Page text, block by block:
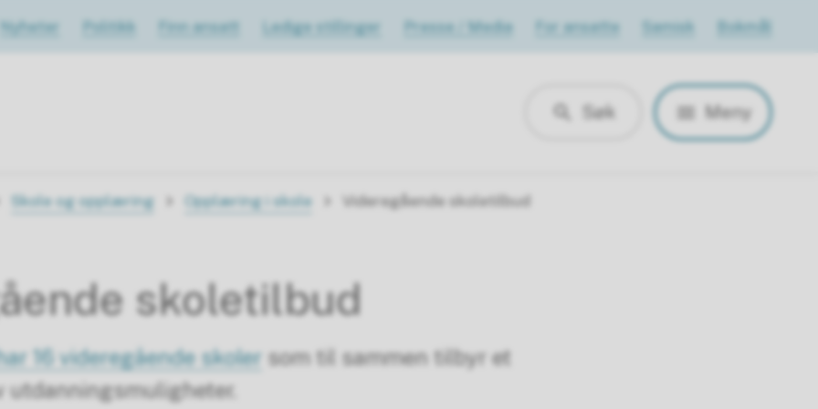
Nyheter Politikk Finn ansatt Ledige stillinger Presse / Media For ansatte Samisk Bokmål
Søk Meny
Skole og opplæring Opplæring i skole Videregående skoletilbud
skoletilbud
16 videregående skoler som til sammen tilbyr et
utdanningsmuligheter.